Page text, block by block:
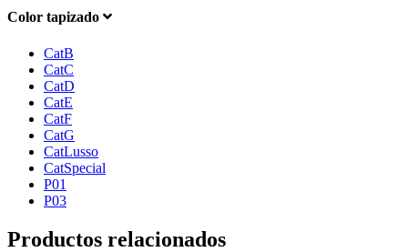
Color tapizado
CatB
CatC
CatD
CatE
CatF
CatG
CatLusso
CatSpecial
P01
P03
Productos relacionados